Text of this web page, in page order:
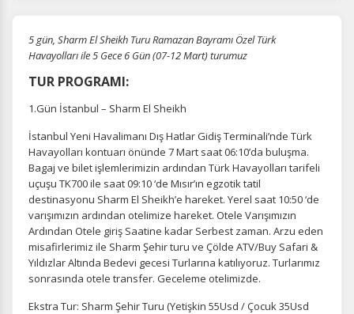
5 gün, Sharm El Sheikh Turu Ramazan Bayramı Özel Türk
Havayolları ile 5 Gece 6 Gün (07-12 Mart) turumuz
TUR PROGRAMI:
1.Gün İstanbul – Sharm El Sheikh
İstanbul Yeni Havalimanı Dış Hatlar Gidiş Terminali’nde Türk
Havayolları kontuarı önünde 7 Mart saat 06:10’da buluşma.
Bagaj ve bilet işlemlerimizin ardından Türk Havayolları tarifeli
uçuşu TK700 ile saat 09:10 ‘de Mısır’ın egzotik tatil
destinasyonu Sharm El Sheikh’e hareket. Yerel saat 10:50 ‘de
varışımızın ardından otelimize hareket. Otele Varışımızın
Ardından Otele giriş Saatine kadar Serbest zaman. Arzu eden
misafirlerimiz ile Sharm Şehir turu ve Çölde ATV/Buy Safari &
Yıldızlar Altında Bedevi gecesi Turlarına katılıyoruz. Turlarımız
sonrasında otele transfer. Geceleme otelimizde.
Ekstra Tur: Sharm Şehir Turu (Yetişkin 55Usd / Çocuk 35Usd